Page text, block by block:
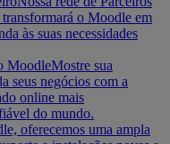
o Moodle em
às suas necessidades
MoodleMostre sua
seus negócios com a
online mais
do mundo.
oferecemos uma ampla